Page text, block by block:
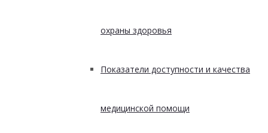
охраны здоровья
Показатели доступности и качества
медицинской помощи